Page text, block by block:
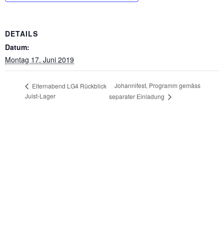
DETAILS
Datum:
Montag 17. Juni 2019
Elternabend LG4 Rückblick
Juist-Lager
Johannifest, Programm gemäss
separater Einladung